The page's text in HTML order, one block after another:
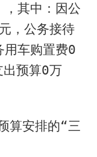
，其中：因公
，公务接待
用车购置费0
预算0万
算安排的“三